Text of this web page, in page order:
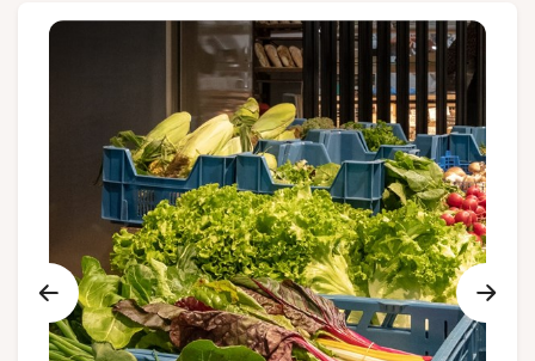
Folgen Sie uns
Gruppen und Reiseveranstalter